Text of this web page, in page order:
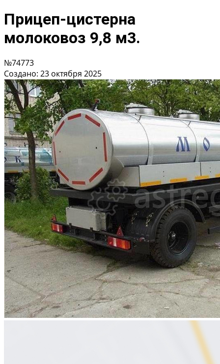
Прицеп-цистерна
молоковоз 9,8 м3.
№74773
Создано: 23 октября 2025